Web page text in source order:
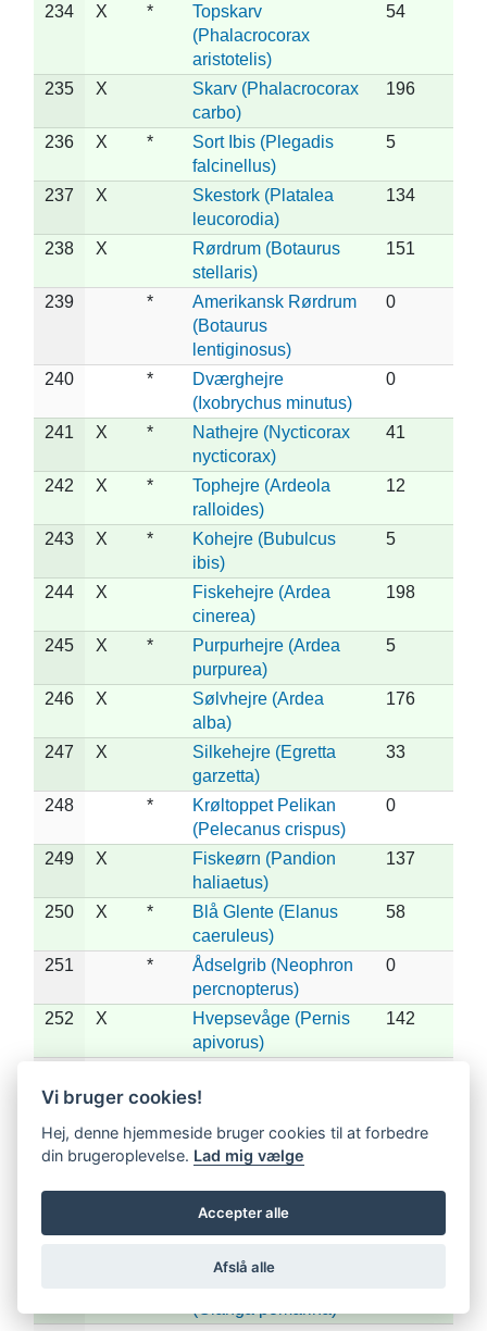
234 X *
Topskarv
(Phalacrocorax
aristotelis)
54
235 X
Skarv (Phalacrocorax
carbo)
196
236 X *
Sort Ibis (Plegadis
falcinellus)
5
237 X
Skestork (Platalea
leucorodia)
134
238 X
Rørdrum (Botaurus
stellaris)
151
239 *
Amerikansk Rørdrum
(Botaurus
lentiginosus)
0
240 *
Dværghejre
(Ixobrychus minutus)
0
241 X *
Nathejre (Nycticorax
nycticorax)
41
242 X *
Tophejre (Ardeola
ralloides)
12
243 X *
Kohejre (Bubulcus
ibis)
5
244 X
Fiskehejre (Ardea
cinerea)
198
245 X *
Purpurhejre (Ardea
purpurea)
5
246 X
Sølvhejre (Ardea
alba)
176
247 X
Silkehejre (Egretta
garzetta)
33
248 *
Krøltoppet Pelikan
(Pelecanus crispus)
0
249 X
Fiskeørn (Pandion
haliaetus)
137
250 X *
Blå Glente (Elanus
caeruleus)
58
251 *
Ådselgrib (Neophron
percnopterus)
0
252 X
Hvepsevåge (Pernis
apivorus)
142
(Pernis ptilorhynchus)
254
Gåsegrib (Gyps
fulvus)
31
256 X *
Slangeørn (Circaetus
2
Vi bruger cookies!
Hej, denne hjemmeside bruger cookies til at forbedre
din brugeroplevelse. Lad mig vælge
Accepter alle
Afslå alle